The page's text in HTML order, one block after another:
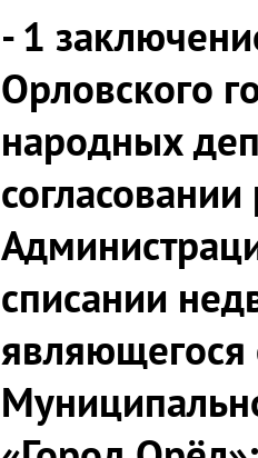
- 1
Орловского
народных
списании
являющегося